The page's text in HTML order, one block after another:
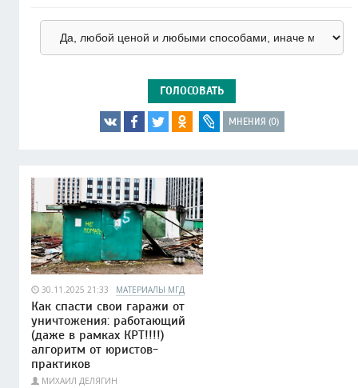
ГОЛОСОВАТЬ
МНЕНИЯ (0)
30.11.2025 21:33 МАТЕРИАЛЫ МГД
Как спасти свои гаражи от
уничтожения: работающий
(даже в рамках КРТ!!!!)
алгоритм от юристов-
практиков
МИХАИЛ ДЕЛЯГИН